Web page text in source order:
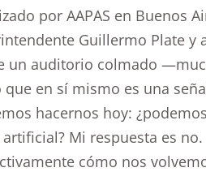
por AAPAS en Buenos
Guillermo Plate y
un auditorio colmado
en sí mismo es una
hacernos hoy:
Mi respuesta es no.
cómo nos